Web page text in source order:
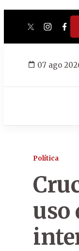
twitter
07 ago
Política
uso